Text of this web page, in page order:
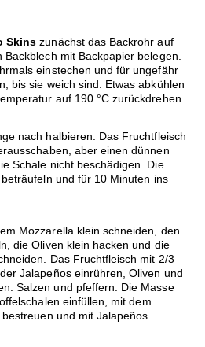
Skins zunächst das Backrohr auf
Backblech mit Backpapier belegen.
einstechen und für ungefähr
bis sie weich sind. Etwas abkühlen
auf 190 °C zurückdrehen.
nach halbieren. Das Fruchtfleisch
aber einen dünnen
Schale nicht beschädigen. Die
und für 10 Minuten ins
Mozzarella klein schneiden, den
die Oliven klein hacken und die
Das Fruchtfleisch mit 2/3
Jalapeños einrühren, Oliven und
Salzen und pfeffern. Die Masse
einfüllen, mit dem
und mit Jalapeños